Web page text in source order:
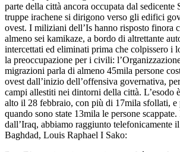
parte della città ancora occupata dal sedicente
truppe irachene si dirigono verso gli edifici
ovest. I miliziani dell’Is hanno risposto finora
almeno sei kamikaze, a bordo di altrettante
intercettati ed eliminati prima che colpissero i
la preoccupazione per i civili:
migrazioni parla di almeno 45mila persone
ovest dall’inizio dell’offensiva governativa,
campi allestiti nei dintorni della città. L’esodo
alto il 28 febbraio, con più di 17mila sfollati, e
quando sono state 13mila le persone
dall’Iraq, abbiamo raggiunto telefonicamente
Baghdad, Louis Raphael I Sako: